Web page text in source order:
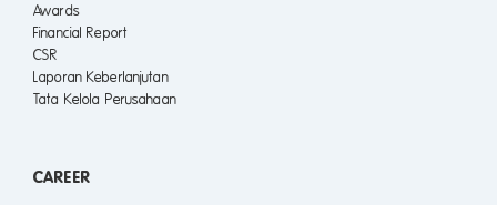
Awards
Financial Report
CSR
Laporan Keberlanjutan
Tata Kelola Perusahaan
CAREER